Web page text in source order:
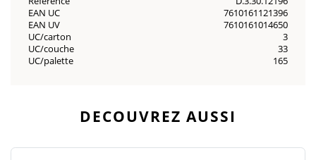
EAN UC
7610161121396
EAN UV
7610161014650
UC/carton
3
UC/couche
33
UC/palette
165
DECOUVREZ AUSSI